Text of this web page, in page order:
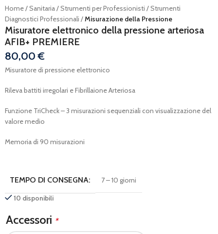
Home Sanitaria Strumenti per Professionisti
Strumenti
Diagnostici Professionali
Misurazione della Pressione
Misuratore elettronico della pressione arteriosa
AFIB+ PREMIERE
80,00€
Misuratore di pressione elettronico
Rileva battiti irregolari e Fibrillaione Arteriosa
Funzione TriCheck – 3 misurazioni sequenziali con visualizzazione del
valore medio
Memoria di 90 misurazioni
TEMPO DI CONSEGNA: 7 – 10 giorni
10 disponibili
Accessori *